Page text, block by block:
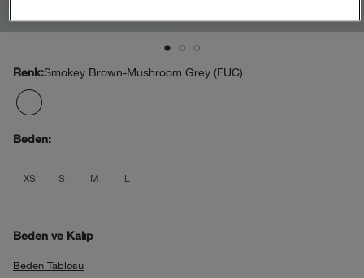
Renk:Smokey Brown-Mushroom Grey (FUC)
Beden:
XS S M L
Beden ve Kalıp
Beden Tablosu